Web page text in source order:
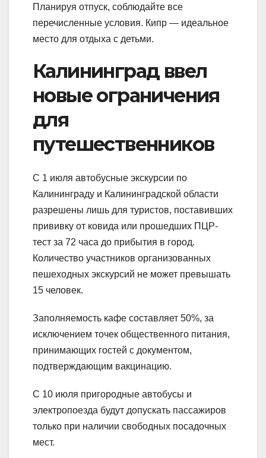
Планируя отпуск, соблюдайте все
перечисленные условия. Кипр — идеальное
место для отдыха с детьми.
Калининград ввел
новые ограничения
для
путешественников
С 1 июля автобусные экскурсии по
Калининграду и Калининградской области
разрешены лишь для туристов, поставивших
прививку от ковида или прошедших ПЦР-
тест за 72 часа до прибытия в город.
Количество участников организованных
пешеходных экскурсий не может превышать
15 человек.
Заполняемость кафе составляет 50%, за
исключением точек общественного питания,
принимающих гостей с документом,
подтверждающим вакцинацию.
С 10 июля пригородные автобусы и
электропоезда будут допускать пассажиров
только при наличии свободных посадочных
мест.